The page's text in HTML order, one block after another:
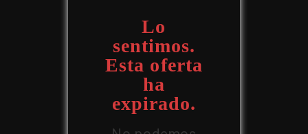
Lo
sentimos.
Esta oferta
ha
expirado.